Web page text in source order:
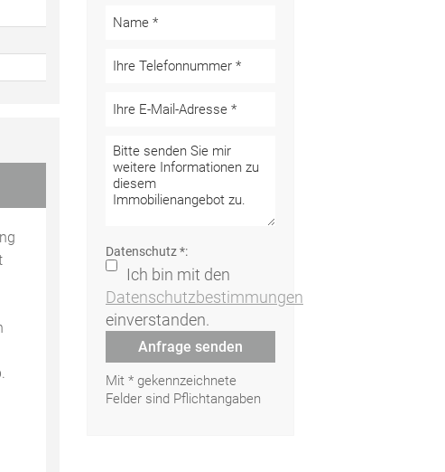
Datenschutz *:
Ich bin mit den
Datenschutzbestimmungen
einverstanden.
Anfrage senden
Mit * gekennzeichnete
Felder sind Pflichtangaben